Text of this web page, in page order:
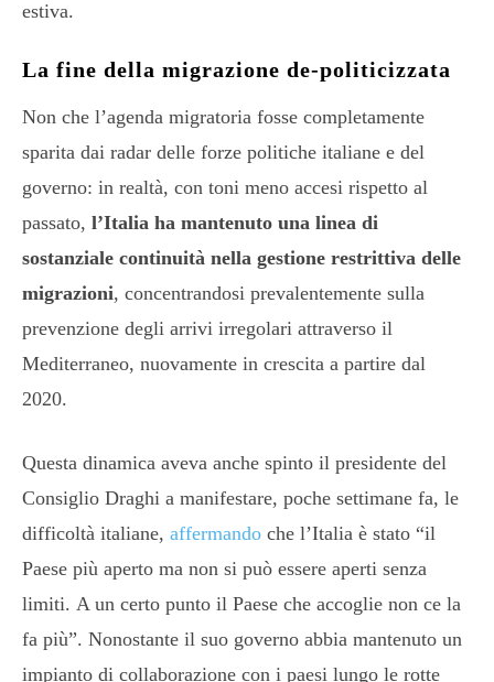
estiva.
La fine della migrazione de-politicizzata
Non che l’agenda migratoria fosse completamente
sparita dai radar delle forze politiche italiane e del
governo: in realtà, con toni meno accesi rispetto al
passato, l’Italia ha mantenuto una linea di
sostanziale continuità nella gestione restrittiva delle
migrazioni, concentrandosi prevalentemente sulla
prevenzione degli arrivi irregolari attraverso il
Mediterraneo, nuovamente in crescita a partire dal
2020.
Questa dinamica aveva anche spinto il presidente del
Consiglio Draghi a manifestare, poche settimane fa, le
difficoltà italiane, affermando che l’Italia è stato “il
Paese più aperto ma non si può essere aperti senza
limiti. A un certo punto il Paese che accoglie non ce la
fa più”. Nonostante il suo governo abbia mantenuto un
impianto di collaborazione con i paesi lungo le rotte